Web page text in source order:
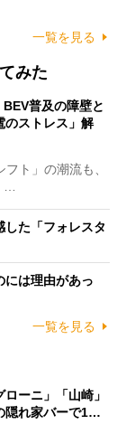
一覧を見る
みた
BEV普及の障壁と
のストレス」解
ト」の潮流も、
…
した「フォレスタ
には理由があっ
一覧を見る
ーニ」「山崎」
隠れ家バーで1…